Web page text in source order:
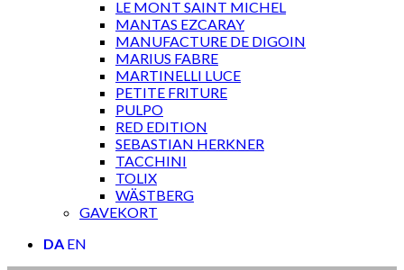
LE MONT SAINT MICHEL
MANTAS EZCARAY
MANUFACTURE DE DIGOIN
MARIUS FABRE
MARTINELLI LUCE
PETITE FRITURE
PULPO
RED EDITION
SEBASTIAN HERKNER
TACCHINI
TOLIX
WÄSTBERG
GAVEKORT
DA EN